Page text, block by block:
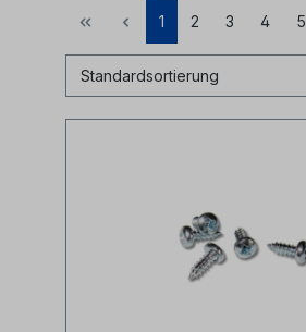
1 2 3 4 5